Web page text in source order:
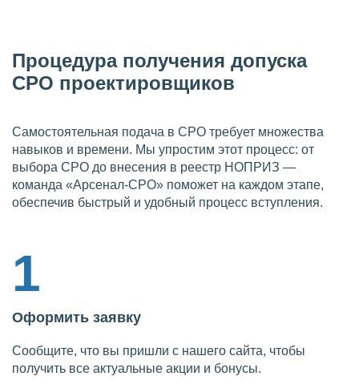
Процедура получения допуска
СРО проектировщиков
Самостоятельная подача в СРО требует множества
навыков и времени. Мы упростим этот процесс: от
выбора СРО до внесения в реестр НОПРИЗ —
команда «Арсенал-СРО» поможет на каждом этапе,
обеспечив быстрый и удобный процесс вступления.
1
Оформить заявку
Сообщите, что вы пришли с нашего сайта, чтобы
получить все актуальные акции и бонусы.